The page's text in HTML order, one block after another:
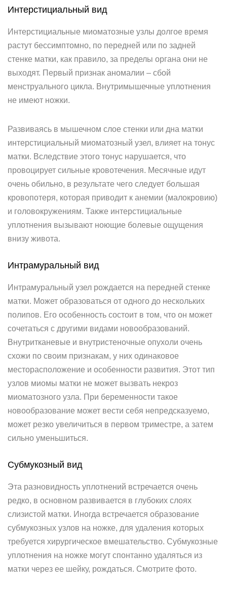
Интерстициальный вид
Интерстициальные миоматозные узлы долгое время
растут бессимптомно, по передней или по задней
стенке матки, как правило, за пределы органа они не
выходят. Первый признак аномалии – сбой
менструального цикла. Внутримышечные уплотнения
не имеют ножки.
Развиваясь в мышечном слое стенки или дна матки
интерстициальный миоматозный узел, влияет на тонус
матки. Вследствие этого тонус нарушается, что
провоцирует сильные кровотечения. Месячные идут
очень обильно, в результате чего следует большая
кровопотеря, которая приводит к анемии (малокровию)
и головокружениям. Также интерстициальные
уплотнения вызывают ноющие болевые ощущения
внизу живота.
Интрамуральный вид
Интрамуральный узел рождается на передней стенке
матки. Может образоваться от одного до нескольких
полипов. Его особенность состоит в том, что он может
сочетаться с другими видами новообразований.
Внутритканевые и внутристеночные опухоли очень
схожи по своим признакам, у них одинаковое
месторасположение и особенности развития. Этот тип
узлов миомы матки не может вызвать некроз
миоматозного узла. При беременности такое
новообразование может вести себя непредсказуемо,
может резко увеличиться в первом триместре, а затем
сильно уменьшиться.
Субмукозный вид
Эта разновидность уплотнений встречается очень
редко, в основном развивается в глубоких слоях
слизистой матки. Иногда встречается образование
субмукозных узлов на ножке, для удаления которых
требуется хирургическое вмешательство. Субмукозные
уплотнения на ножке могут спонтанно удаляться из
матки через ее шейку, рождаться. Смотрите фото.